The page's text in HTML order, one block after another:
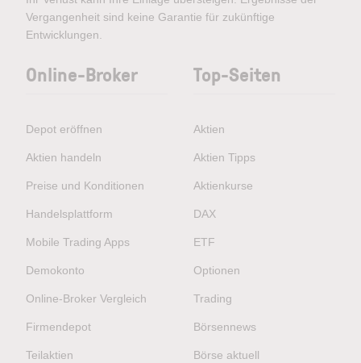
Vergangenheit sind keine Garantie für zukünftige
Entwicklungen.
Online-Broker
Depot eröffnen
Aktien handeln
Preise und Konditionen
Handelsplattform
Mobile Trading Apps
Demokonto
Online-Broker Vergleich
Firmendepot
Teilaktien
Top-Seiten
Aktien
Aktien Tipps
Aktienkurse
DAX
ETF
Optionen
Trading
Börsennews
Börse aktuell